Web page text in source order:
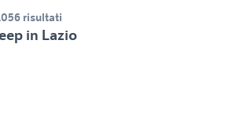
risultati
in Lazio